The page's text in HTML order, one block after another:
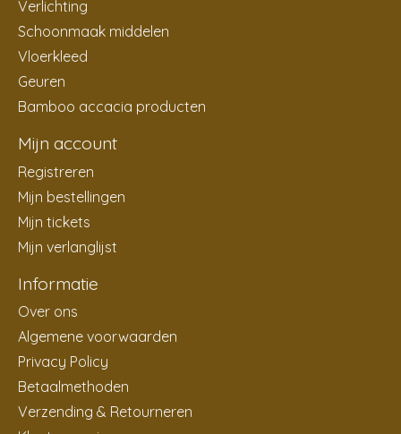
Verlichting
Schoonmaak middelen
Vloerkleed
Geuren
Bamboo accacia producten
Mijn account
Registreren
Mijn bestellingen
Mijn tickets
Mijn verlanglijst
Informatie
Over ons
Algemene voorwaarden
Privacy Policy
Betaalmethoden
Verzending & Retourneren